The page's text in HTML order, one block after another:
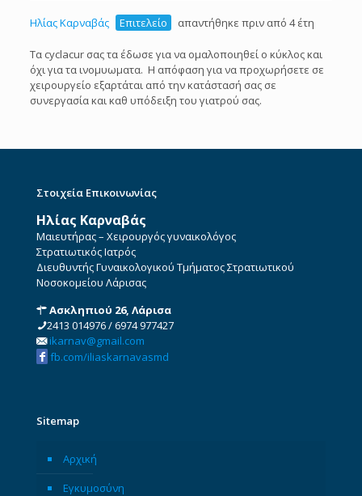
Ηλίας Καρναβάς Επιτελείο απαντήθηκε πριν από 4 έτη
Τα cyclacur σας τα έδωσε για να ομαλοποιηθεί ο κύκλος και
όχι για τα ινομυωματα. Η απόφαση για να προχωρήσετε σε
χειρουργείο εξαρτάται από την κατάστασή σας σε
συνεργασία και καθ υπόδειξη του γιατρού σας.
Στοιχεία Επικοινωνίας
Ηλίας Καρναβάς
Μαιευτήρας – Χειρουργός γυναικολόγος
Στρατιωτικός Ιατρός
Διευθυντής Γυναικολογικού Τμήματος Στρατιωτικού
Νοσοκομείου Λάρισας
Ασκληπιού 26, Λάρισα
2413 014976/6974 977427
ikarnav@gmail.com
fb.com/iliaskarnavasmd
Sitemap
Αρχική
Εγκυμοσύνη